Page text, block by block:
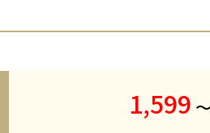
1,599